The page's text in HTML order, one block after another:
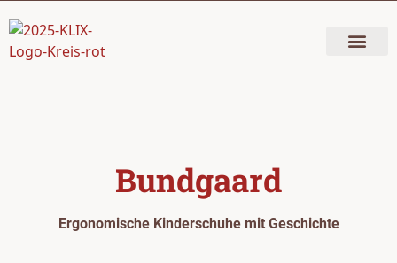
Bundgaard
Ergonomische Kinderschuhe mit Geschichte